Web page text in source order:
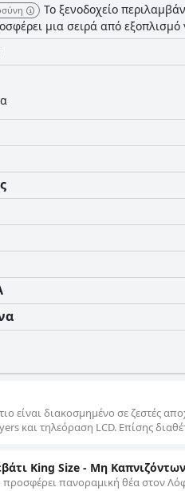
Το ξενοδοχείο
μια σειρά από
είναι διακοσμημένο σε ζεστές
και τηλεόραση LCD. Επίσης
King Size - Μη Καπνιζόντων
πανοραμική θέα στον